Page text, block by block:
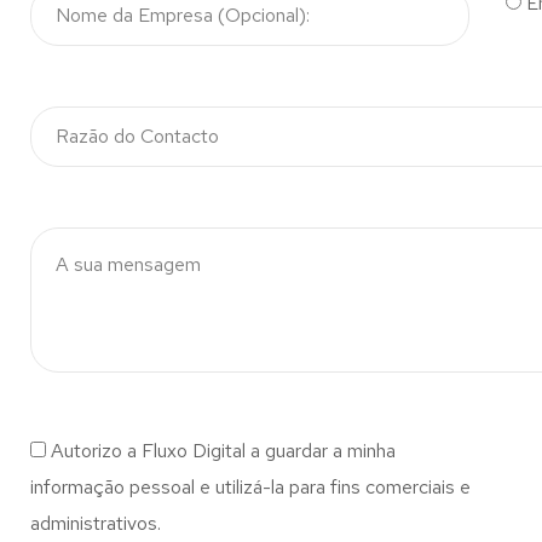
Autorizo a Fluxo Digital a guardar a minha
informação pessoal e utilizá-la para fins comerciais e
administrativos.